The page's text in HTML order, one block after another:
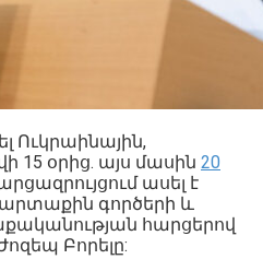
Ուկրաինային,
օրից. այս մասին 20
ասել է
գործերի և
հարցերով
Բորելը: